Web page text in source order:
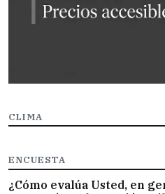
CLIMA
ENCUESTA
¿Cómo evalúa Usted, en